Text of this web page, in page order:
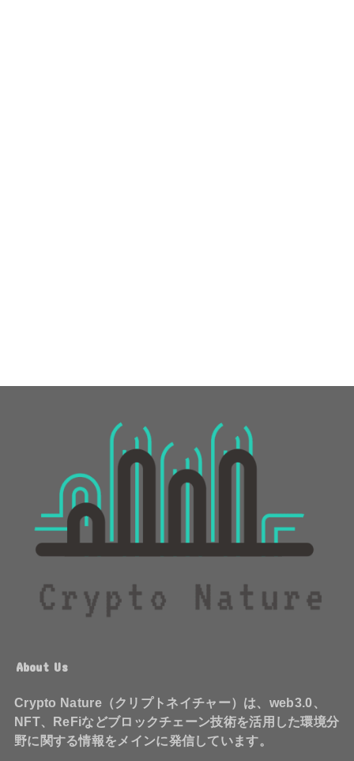
About Us
Crypto Nature（クリプトネイチャー）は、web3.0、
NFT、ReFiなどブロックチェーン技術を活用した環境分
野に関する情報をメインに発信しています。